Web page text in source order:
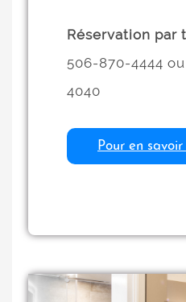
Réservation par
506-870-4444
4040
Pour en savoir